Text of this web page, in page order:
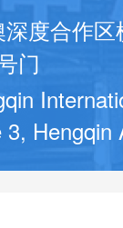
度合作
门
3, Hengqin